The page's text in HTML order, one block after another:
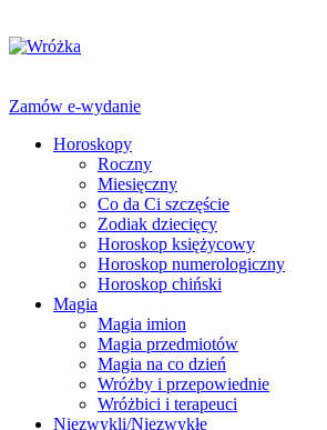
Zamów e-wydanie
Horoskopy
Roczny
Miesięczny
Co da Ci szczęście
Zodiak dziecięcy
Horoskop księżycowy
Horoskop numerologiczny
Horoskop chiński
Magia
Magia imion
Magia przedmiotów
Magia na co dzień
Wróżby i przepowiednie
Wróżbici i terapeuci
Niezwykli/Niezwykłe